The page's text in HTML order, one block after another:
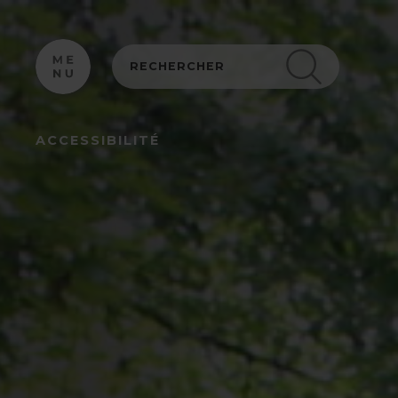
ACCESSIBILITÉ
Panneau de gestion des cookies